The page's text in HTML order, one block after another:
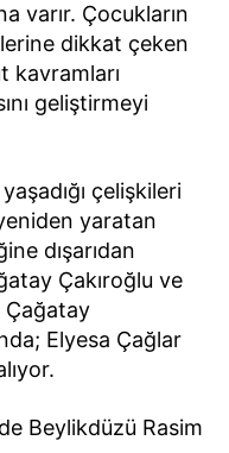
varır. Çocukların
dikkat çeken
kavramları
geliştirmeyi
çelişkileri
yaratan
dışarıdan
Çakıroğlu ve
Çağatay
Elyesa Çağlar
Beylikdüzü Rasim